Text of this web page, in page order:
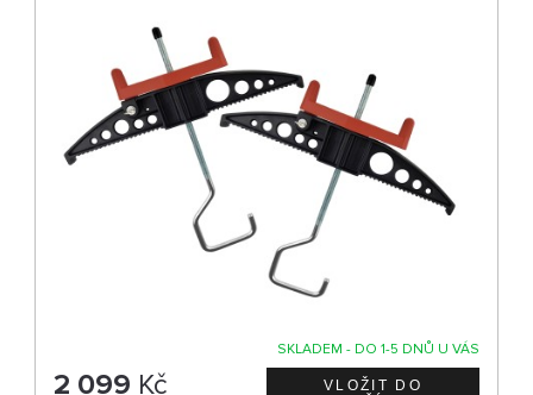
SKLADEM - DO 1-5 DNŮ U VÁS
2 099 Kč